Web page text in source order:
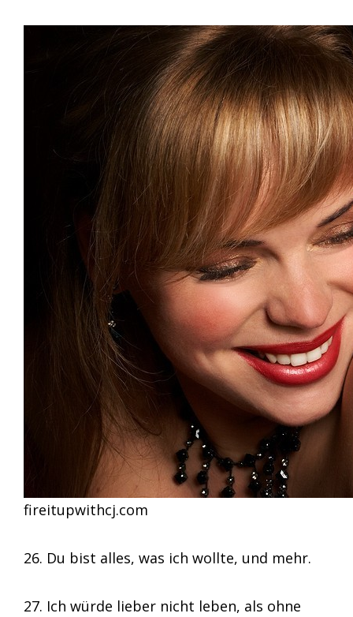
fireitupwithcj.com
26. Du bist alles, was ich wollte, und mehr.
27. Ich würde lieber nicht leben, als ohne